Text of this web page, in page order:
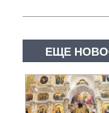
ЕЩЕ